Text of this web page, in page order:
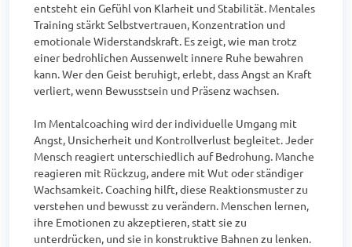
entsteht ein Gefühl von Klarheit und Stabilität. Mentales
Training stärkt Selbstvertrauen, Konzentration und
emotionale Widerstandskraft. Es zeigt, wie man trotz
einer bedrohlichen Aussenwelt innere Ruhe bewahren
kann. Wer den Geist beruhigt, erlebt, dass Angst an Kraft
verliert, wenn Bewusstsein und Präsenz wachsen.
Im Mentalcoaching wird der individuelle Umgang mit
Angst, Unsicherheit und Kontrollverlust begleitet. Jeder
Mensch reagiert unterschiedlich auf Bedrohung. Manche
reagieren mit Rückzug, andere mit Wut oder ständiger
Wachsamkeit. Coaching hilft, diese Reaktionsmuster zu
verstehen und bewusst zu verändern. Menschen lernen,
ihre Emotionen zu akzeptieren, statt sie zu
unterdrücken, und sie in konstruktive Bahnen zu lenken.